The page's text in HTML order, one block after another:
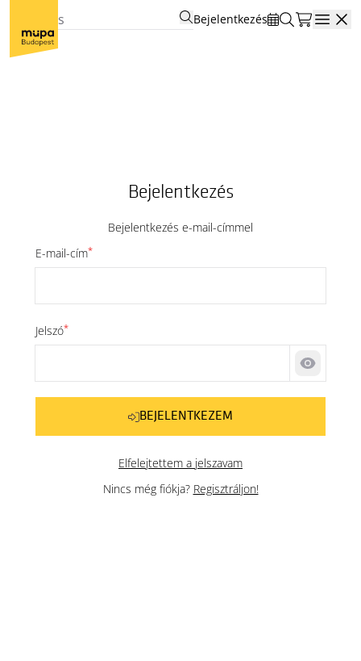
Bejelentkezés
Bejelentkezés
Bejelentkezés e-mail-címmel
E-mail-cím*
Jelszó*
Jelszó
BEJELENTKEZEM
Elfelejtettem a jelszavam
Nincs még fiókja? Regisztráljon!